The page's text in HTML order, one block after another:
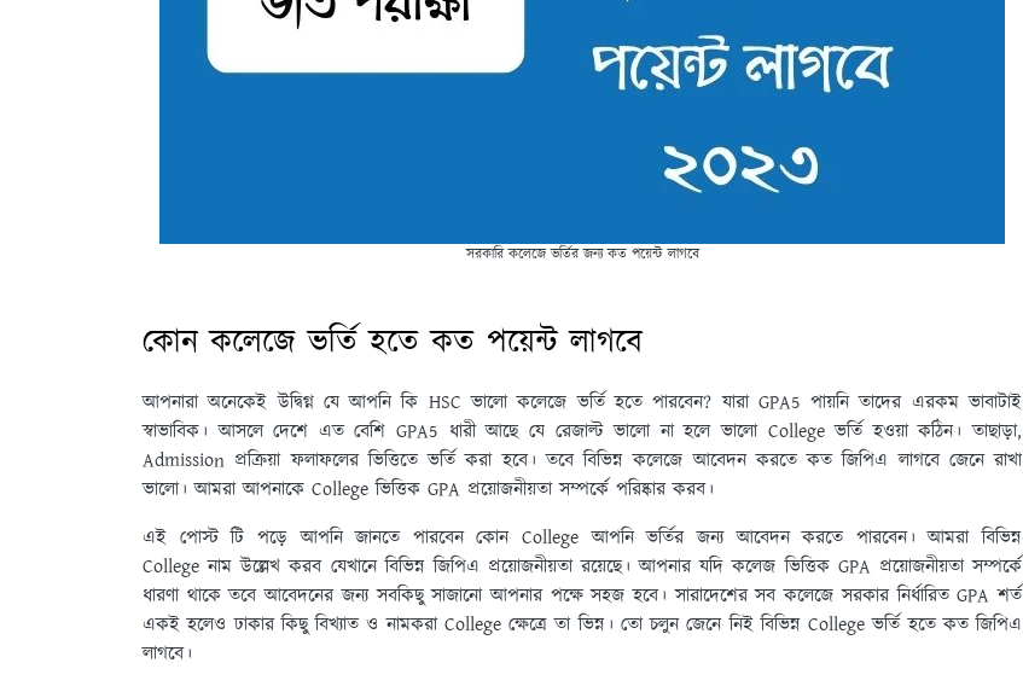
সরকারি কলেজে ভর্তির জন্য কত পয়েন্ট লাগবে
কোন কলেজে ভর্তি হতে কত পয়েন্ট লাগবে
আপনারা অনেকেই উদ্বিগ্ন যে আপনি কি HSC ভালো কলেজে ভর্তি হতে পারবেন? যারা GPA5 পায়নি তাদের এরকম ভাবাটাই
স্বাভাবিক। আসলে দেশে এত বেশি GPA5 ধারী আছে যে রেজাল্ট ভালো না হলে ভালো College ভর্তি হওয়া কঠিন। তাছাড়া,
Admission প্রক্রিয়া ফলাফলের ভিত্তিতে ভর্তি করা হবে। তবে বিভিন্ন কলেজে আবেদন করতে কত জিপিএ লাগবে জেনে রাখা
ভালো। আমরা আপনাকে College ভিত্তিক GPA প্রয়োজনীয়তা সম্পর্কে পরিষ্কার করব।
এই পোস্ট টি পড়ে আপনি জানতে পারবেন কোন College আপনি ভর্তির জন্য আবেদন করতে পারবেন। আমরা বিভিন্ন
College নাম উল্লেখ করব যেখানে বিভিন্ন জিপিএ প্রয়োজনীয়তা রয়েছে। আপনার যদি কলেজ ভিত্তিক GPA প্রয়োজনীয়তা সম্পর্কে
ধারণা থাকে তবে আবেদনের জন্য সবকিছু সাজানো আপনার পক্ষে সহজ হবে। সারাদেশের সব কলেজে সরকার নির্ধারিত GPA শর্ত
একই হলেও ঢাকার কিছু বিখ্যাত ও নামকরা College ক্ষেত্রে তা ভিন্ন। তো চলুন জেনে নিই বিভিন্ন College ভর্তি হতে কত জিপিএ
লাগবে।